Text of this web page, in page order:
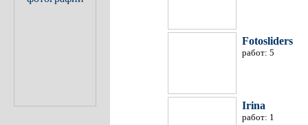
Fotosliders
работ: 5
Irina
работ: 1